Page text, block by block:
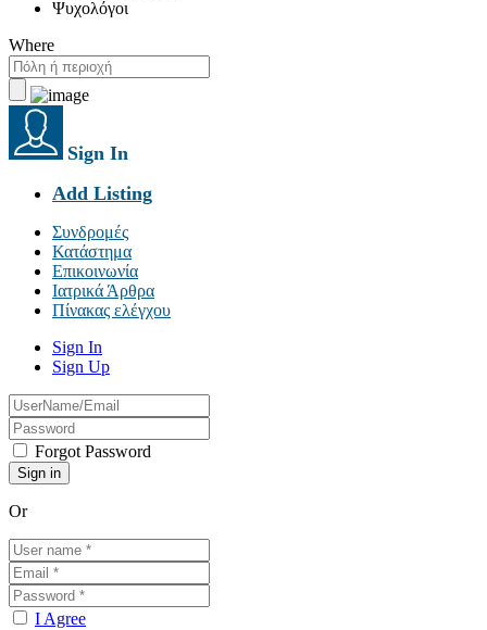
Ψυχολόγοι
Where
Sign In
Add Listing
Συνδρομές
Κατάστημα
Επικοινωνία
Ιατρικά Άρθρα
Πίνακας ελέγχου
Sign In
Sign Up
Forgot Password
Or
I Agree